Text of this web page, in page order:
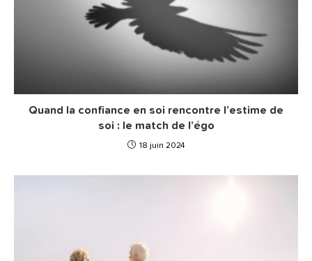
Quand la confiance en soi rencontre l’estime de
soi : le match de l’égo
18 juin 2024